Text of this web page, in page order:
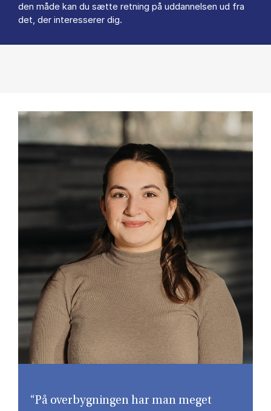
den måde kan du sætte retning på uddannelsen ud fra
det, der interesserer dig.
“På overbygningen har man meget